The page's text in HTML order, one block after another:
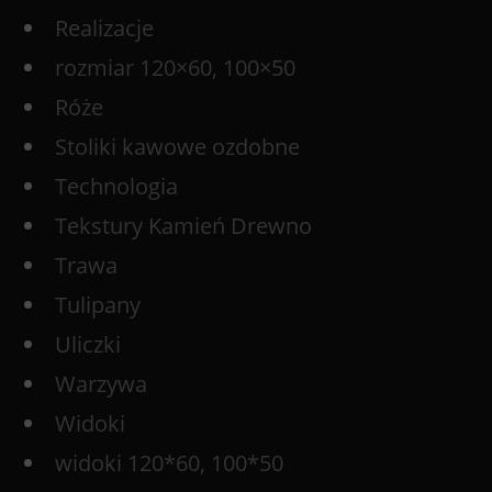
Realizacje
rozmiar 120×60, 100×50
Róże
Stoliki kawowe ozdobne
Technologia
Tekstury Kamień Drewno
Trawa
Tulipany
Uliczki
Warzywa
Widoki
widoki 120*60, 100*50